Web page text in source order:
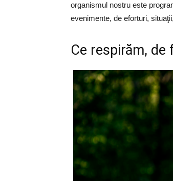
organismul nostru este
evenimente, de eforturi,
Ce respirăm, de